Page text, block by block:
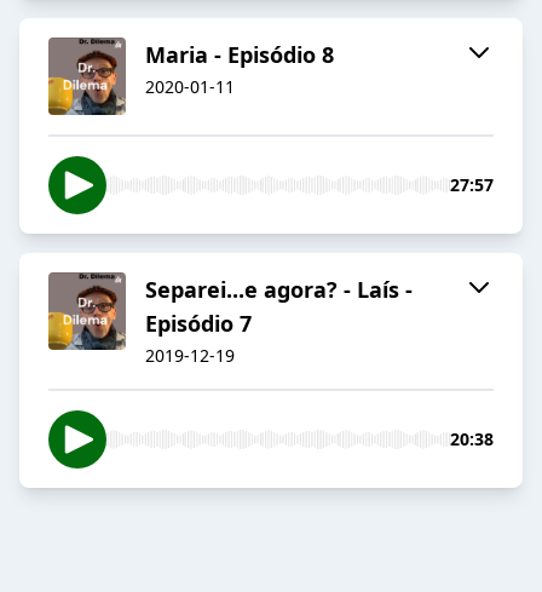
Maria - Episódio 8
2020-01-11
27:57
Separei...e agora? - Laís -
Episódio 7
2019-12-19
20:38